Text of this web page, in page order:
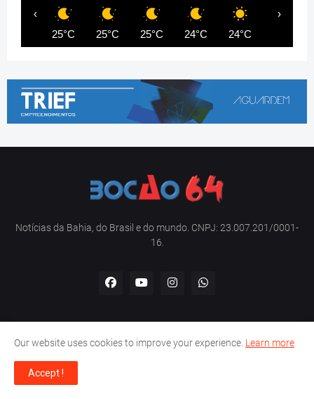
25°C 25°C 25°C 24°C 24°C
‹ ›
Notícias da Bahia, do Brasil e do mundo. CNPJ: 23.007.201/0001-
16.
Contato Política de privacidade
Our website uses cookies to improve your experience. Learn more
Accept !